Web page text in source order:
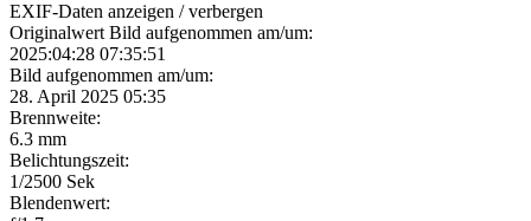
EXIF-Daten anzeigen / verbergen
Originalwert Bild aufgenommen am/um:
2025:04:28 07:35:51
Bild aufgenommen am/um:
28. April 2025 05:35
Brennweite:
6.3 mm
Belichtungszeit:
1/2500 Sek
Blendenwert: